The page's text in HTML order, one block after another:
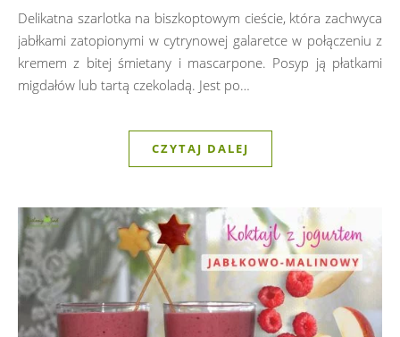
Delikatna szarlotka na biszkoptowym cieście, która zachwyca
jabłkami zatopionymi w cytrynowej galaretce w połączeniu z
kremem z bitej śmietany i mascarpone. Posyp ją płatkami
migdałów lub tartą czekoladą. Jest po…
CZYTAJ DALEJ